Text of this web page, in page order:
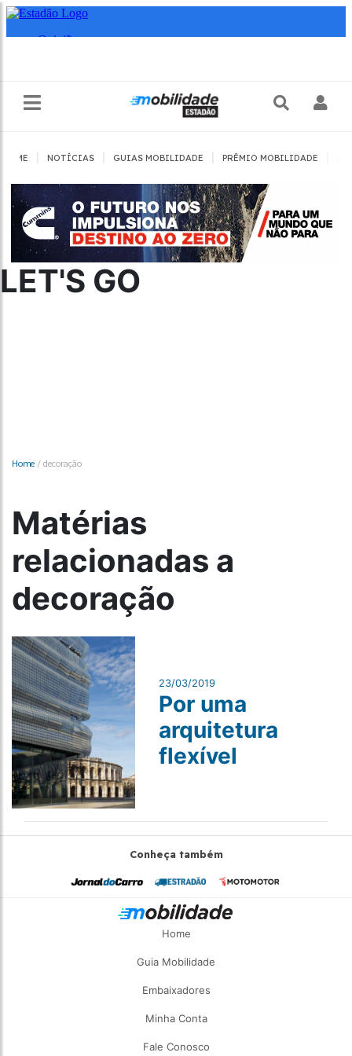
HOME NOTÍCIAS GUIAS MOBILIDADE PRÊMIO MOBILIDADE
LET'S GO
Home / decoração
Matérias
relacionadas a
decoração
23/03/2019
Por uma
arquitetura
flexível
Conheça também
Home
Guia Mobilidade
Embaixadores
Minha Conta
Fale Conosco